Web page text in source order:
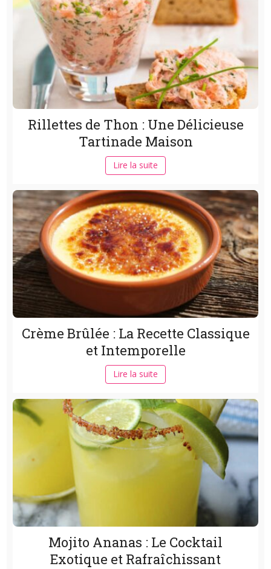
Rillettes de Thon : Une Délicieuse
Tartinade Maison
Lire la suite
Crème Brûlée : La Recette Classique
et Intemporelle
Lire la suite
Mojito Ananas : Le Cocktail
Exotique et Rafraîchissant